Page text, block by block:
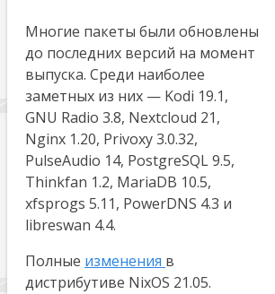
Многие пакеты были обновлены
до последних версий на момент
выпуска. Среди наиболее
заметных из них — Kodi 19.1,
GNU Radio 3.8, Nextcloud 21,
Nginx 1.20, Privoxy 3.0.32,
PulseAudio 14, PostgreSQL 9.5,
Thinkfan 1.2, MariaDB 10.5,
xfsprogs 5.11, PowerDNS 4.3 и
libreswan 4.4.
Полные изменения в
дистрибутиве NixOS 21.05.